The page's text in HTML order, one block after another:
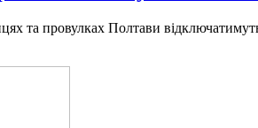
та провулках Полтави